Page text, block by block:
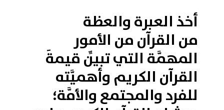
أخذ العبرة والعظة
من القرآنمن الأمور
المهمَّة التي تبيِّن قيمةَ
القرآن الكريم وأهميَّته
للفرد والمجتمع والأمَّة؛